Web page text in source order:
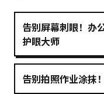
告别屏幕刺眼！办
护眼大师
告别拍照作业涂抹